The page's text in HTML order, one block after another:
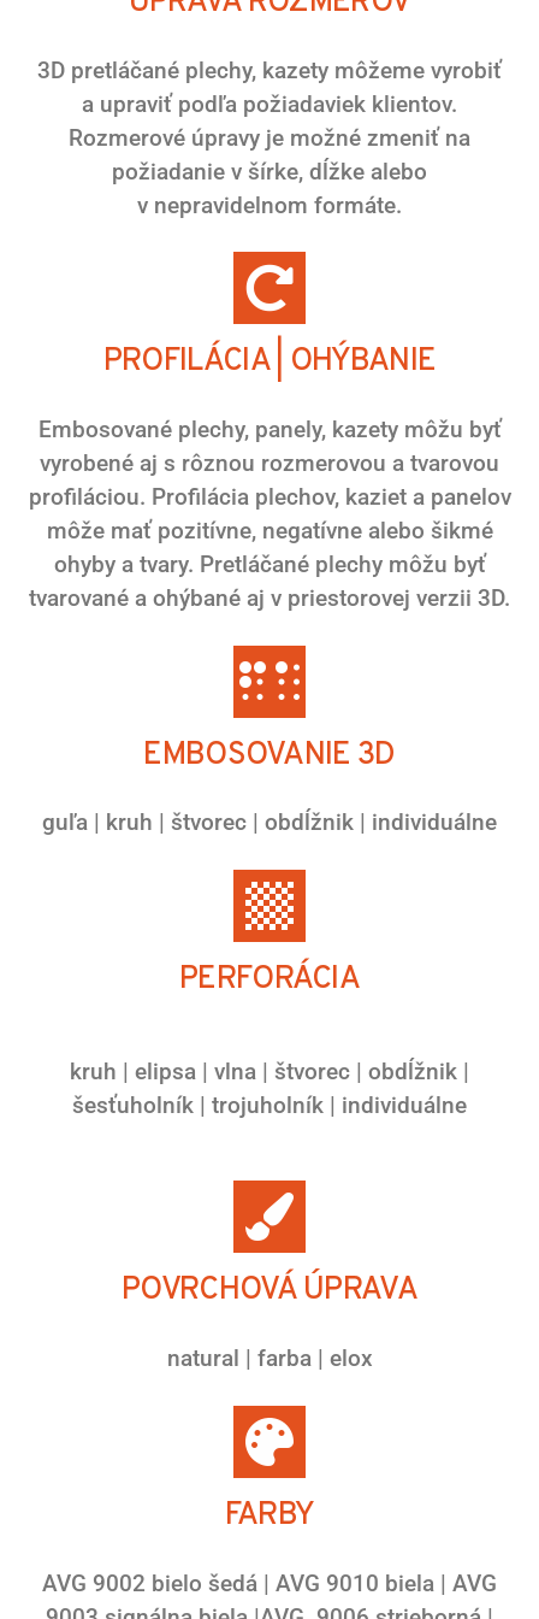
3D pretláčané plechy, kazety môžeme vyrobiť
a upraviť podľa požiadaviek klientov.
Rozmerové úpravy je možné zmeniť na
požiadanie v šírke, dĺžke alebo
v nepravidelnom formáte.
PROFILÁCIA | OHÝBANIE
Embosované plechy, panely, kazety môžu byť
vyrobené aj s rôznou rozmerovou a tvarovou
profiláciou. Profilácia plechov, kaziet a panelov
môže mať pozitívne, negatívne alebo šikmé
ohyby a tvary. Pretláčané plechy môžu byť
tvarované a ohýbané aj v priestorovej verzii 3D.
EMBOSOVANIE 3D
guľa | kruh | štvorec | obdĺžnik | individuálne
PERFORÁCIA
kruh | elipsa | vlna | štvorec | obdĺžnik |
šesťuholník | trojuholník | individuálne
POVRCHOVÁ ÚPRAVA
natural | farba | elox
FARBY
AVG 9002 bielo šedá | AVG 9010 biela | AVG